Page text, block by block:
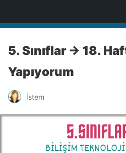
5. Sınıflar -> 18.
Yapıyorum
İstem